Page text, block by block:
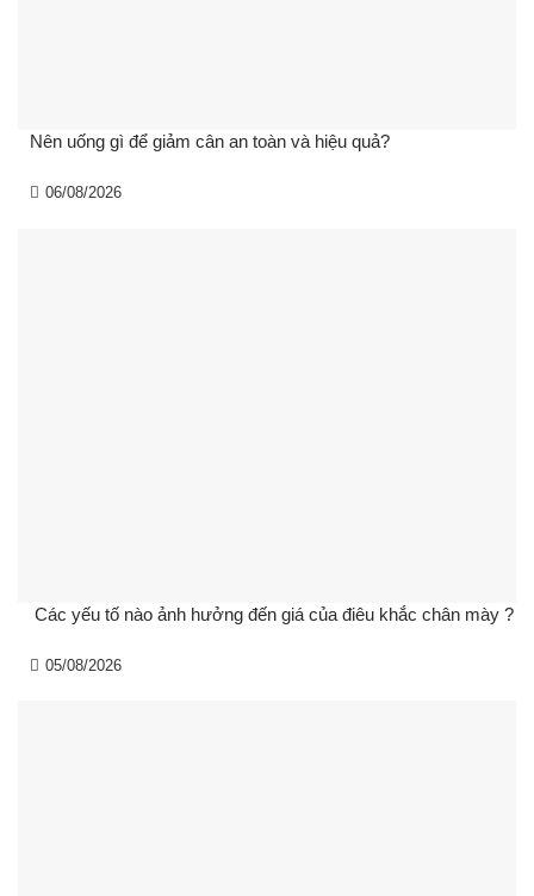
Nên uống gì để giảm cân an toàn và hiệu quả?
06/08/2026
Các yếu tố nào ảnh hưởng đến giá của điêu khắc chân mày ?
05/08/2026